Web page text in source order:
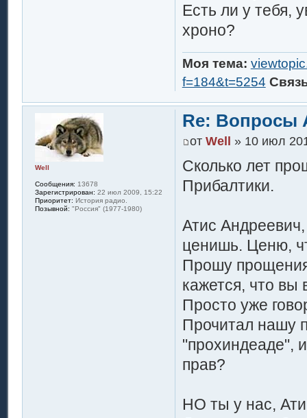
Есть ли у тебя,
хроно?
Моя тема:
f=184&t=5254
Re: Вопросы
от Well » 10 июл
Сколько лет
Прибалтики.
Атис
ценишь. Ценю,
Прошу
кажется, что вы
Просто уже
Прочитал нашу
"прохиндеаде",
прав?
НО ты у нас,
Well
Сообщения: 13678
Зарегистрирован: 22 июл 2009, 15:22
Приоритет: История радио.
Позывной: "Россия" (1977-1980)